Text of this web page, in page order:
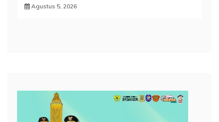
Agustus 5, 2026